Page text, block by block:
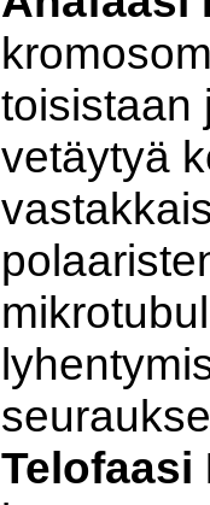
toisistaan
vetäytyä